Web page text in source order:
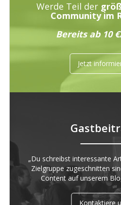
Werde Teil der
Community im
Bereits ab 10
Jetzt
„Du schreibst interessante
Zielgruppe zugeschnitten
Content auf unserem
Kontaktiere